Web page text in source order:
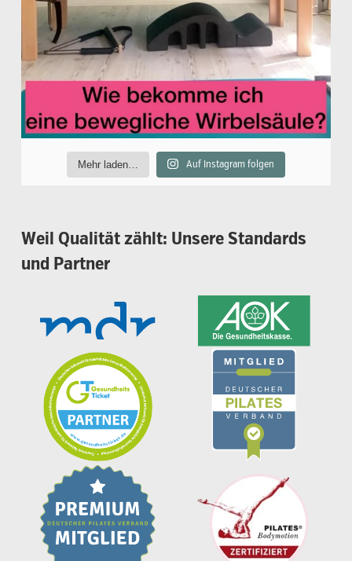
Mehr laden… Auf Instagram folgen
Weil Qualität zählt: Unsere Standards
und Partner